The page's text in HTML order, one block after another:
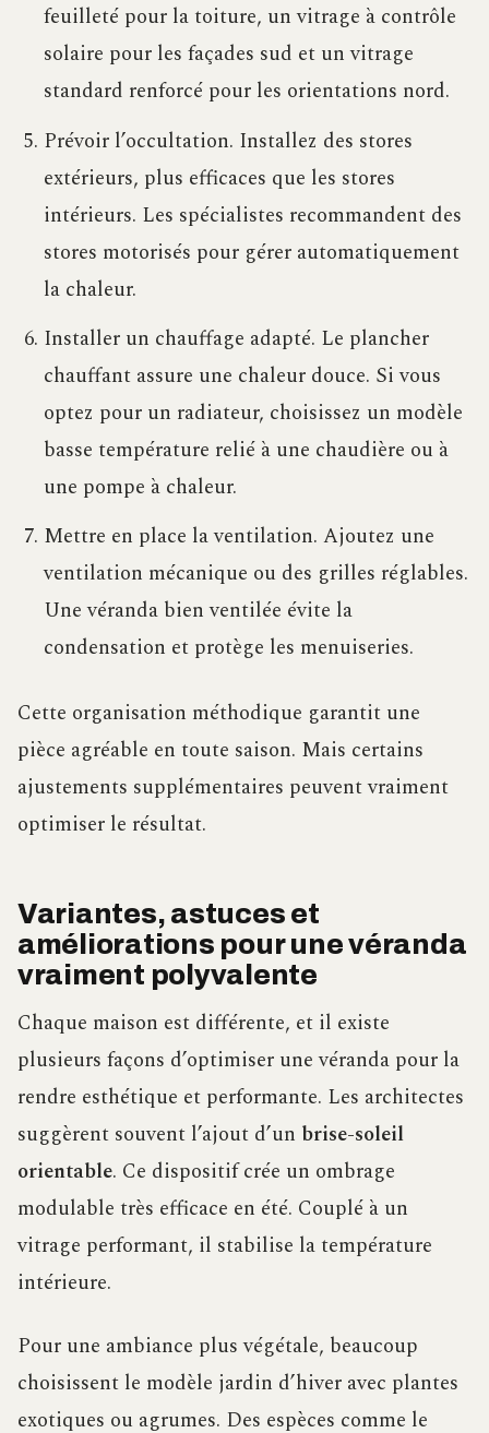
feuilleté pour la toiture, un vitrage à contrôle
solaire pour les façades sud et un vitrage
standard renforcé pour les orientations nord.
Prévoir l’occultation. Installez des stores
extérieurs, plus efficaces que les stores
intérieurs. Les spécialistes recommandent des
stores motorisés pour gérer automatiquement
la chaleur.
Installer un chauffage adapté. Le plancher
chauffant assure une chaleur douce. Si vous
optez pour un radiateur, choisissez un modèle
basse température relié à une chaudière ou à
une pompe à chaleur.
Mettre en place la ventilation. Ajoutez une
ventilation mécanique ou des grilles réglables.
Une véranda bien ventilée évite la
condensation et protège les menuiseries.
Cette organisation méthodique garantit une
pièce agréable en toute saison. Mais certains
ajustements supplémentaires peuvent vraiment
optimiser le résultat.
Variantes, astuces et
améliorations pour une véranda
vraiment polyvalente
Chaque maison est différente, et il existe
plusieurs façons d’optimiser une véranda pour la
rendre esthétique et performante. Les architectes
suggèrent souvent l’ajout d’un brise-soleil
orientable. Ce dispositif crée un ombrage
modulable très efficace en été. Couplé à un
vitrage performant, il stabilise la température
intérieure.
Pour une ambiance plus végétale, beaucoup
choisissent le modèle jardin d’hiver avec plantes
exotiques ou agrumes. Des espèces comme le